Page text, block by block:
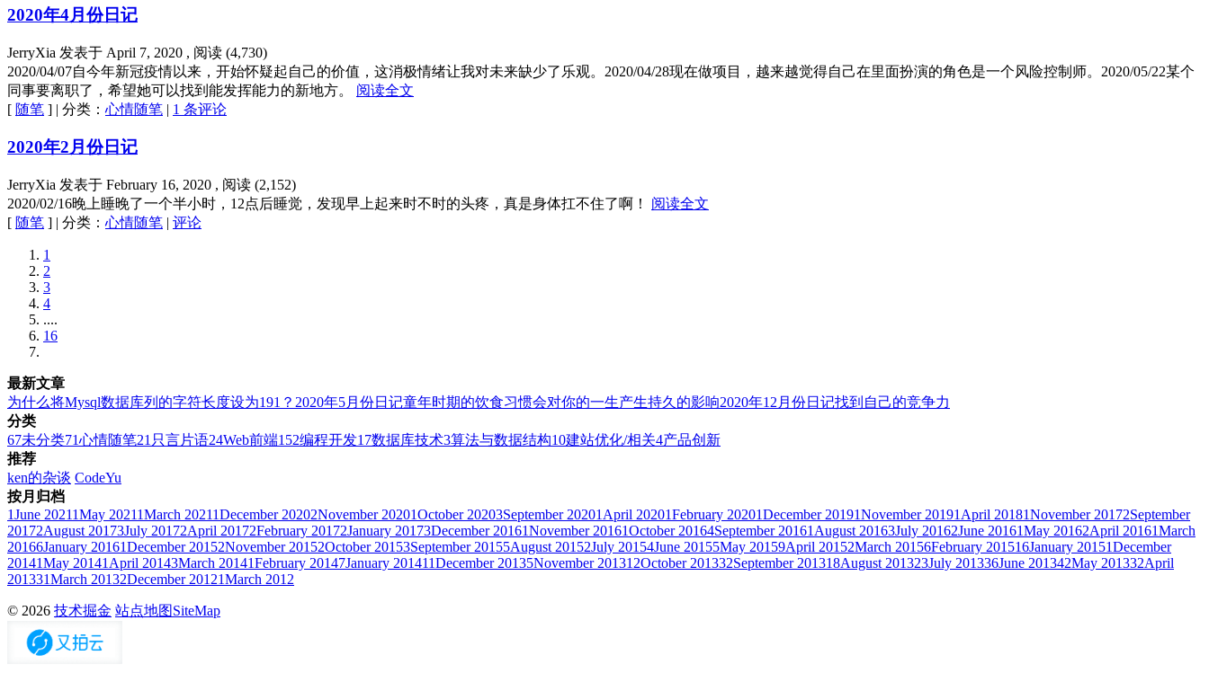
2020年4月份日记
JerryXia 发表于 April 7, 2020 , 阅读 (4,730)
2020/04/07自今年新冠疫情以来，开始怀疑起自己的价值，这消极情绪让我对未来缺少了乐观。2020/04/28现在做项目，越来越觉得自己在里面扮演的角色是一个风险控制师。2020/05/22某个
同事要离职了，希望她可以找到能发挥能力的新地方。 阅读全文
[ 随笔 ] | 分类： 心情随笔 | 1 条评论
2020年2月份日记
JerryXia 发表于 February 16, 2020 , 阅读 (2,152)
2020/02/16晚上睡晚了一个半小时，12点后睡觉，发现早上起来时不时的头疼，真是身体扛不住了啊！ 阅读全文
[ 随笔 ] | 分类： 心情随笔 | 评论
1
2
3
4
....
16
最新文章
为什么将Mysql数据库列的字符长度设为191？ 2020年5月份日记童年时期的饮食习惯会对你的一生产生持久的影响2020年12月份日记找到自己的竞争力
分类
67未分类71心情随笔21 只言片语24Web前端152编程开发17数据库技术3算法与数据结构10建站优化/相关4产品创新
推荐
ken的杂谈 CodeYu
按月归档
1June 20211May 20211March 20211December 20202November 20201October 20203September 20201 April 20201February 20201December 20191November 20191 April 20181November 20172September
20172August 20173July 20172April 20172February 20172January 20173December 20161November 20161October 20164September 20161 August 20163July 20162June 20161May 20162April 20161March
20166January 20161December 20152November 20152October 20153September 20155August 20152July 20154June 20155May 20159April 20152March 20156February 201516January 20151December
20141May 20141 April 20143March 20141February 20147January 201411December 20135November 201312October 201332September 201318August 201323July 201336June 201342May 201332April
201331March 20132December 20121March 2012
© 2026 技术掘金 站点地图SiteMap